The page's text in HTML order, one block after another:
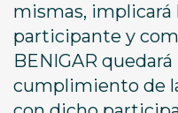
mismas, implicará
participante y
BENIGAR quedará
cumplimiento de